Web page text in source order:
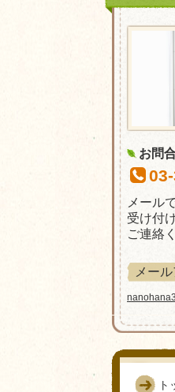
お問
メール
受け付
ご連絡
メー
ト